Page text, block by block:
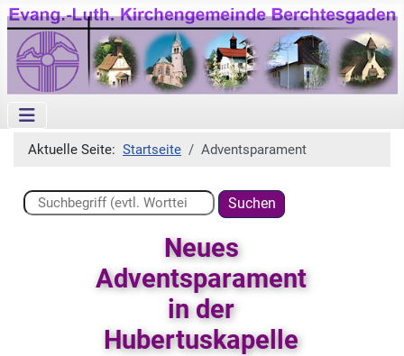
Aktuelle Seite: Startseite Adventsparament
Suchen ...
Suchen
Neues
Adventsparament
in der
Hubertuskapelle